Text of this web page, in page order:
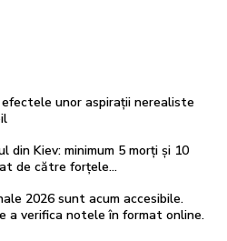
unor aspirații nerealiste
Kiev: minimum 5 morți și 10
de către forțele…
2026 sunt acum accesibile.
a verifica notele în format online.